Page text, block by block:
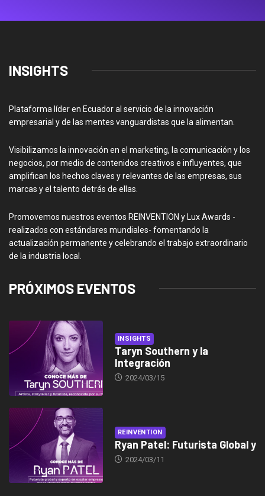
INSIGHTS
Plataforma líder en Ecuador al servicio de la innovación
empresarial y de las mentes vanguardistas que la alimentan.
Visibilizamos la innovación en el marketing, la comunicación y los
negocios, por medio de contenidos creativos e influyentes, que
amplifican los hechos claves y relevantes de las empresas, sus
marcas y el talento detrás de ellas.
Promovemos nuestros eventos REINVENTION y Lux Awards -
realizados con estándares mundiales- fomentando la
actualización permanente y celebrando el trabajo extraordinario
de la industria local.
PRÓXIMOS EVENTOS
INSIGHTS
Taryn Southern y la
Integración
2024/03/15
REINVENTION
Ryan Patel: Futurista Global y
2024/03/11